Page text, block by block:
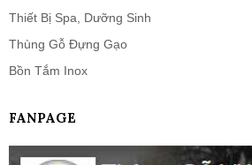
Thiết Bị Spa, Dưỡng Sinh
Thùng Gỗ Đựng Gạo
Bồn Tắm Inox
FANPAGE